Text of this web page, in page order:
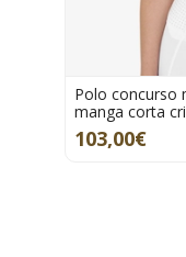
Polo concurso
manga corta
103,00€